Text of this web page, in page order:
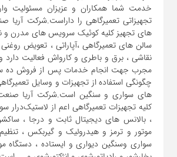
خدمت شما همکاران و عزیزان مسئولیت
تجهیزاتی تعمیرگاهی را داراست.شرکت آریا
های تجهیز کلیه کوئیک سرویس های مدرن و
سالن های تعمیرگاهی ،آپاراتی ، تعویض
نقاشی ، برق و باطری و کارواش فعالیت دارد
مجرب جهت انجام خدمات پس از فروش ده
چگونگی استفاده از تجهیزات و وسایل
های سواری و سنگین است.شرکت آریا صنعت
کلیه تجهیزات تعمیرگاهی اعم از لاستیک‌درار
، بالانس های دیجیتال ثابت و درجا ،
موتور و ترمز و هیدرولیک و گیربکس ،
سواری و‌سنگین دیواری و ایستاده ، دستگاه